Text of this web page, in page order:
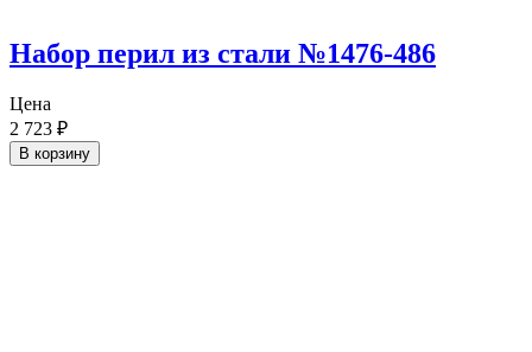
Набор перил из стали №1476-486
Цена
2 723 ₽
В корзину